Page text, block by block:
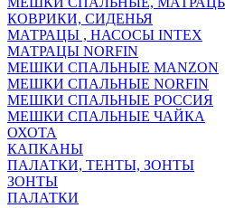
КОВРИКИ, СИДЕНЬЯ
МАТРАЦЫ , НАСОСЫ INTEX
МАТРАЦЫ NORFIN
МЕШКИ СПАЛЬНЫЕ MANZON
МЕШКИ СПАЛЬНЫЕ NORFIN
МЕШКИ СПАЛЬНЫЕ РОССИЯ
МЕШКИ СПАЛЬНЫЕ ЧАЙКА
ОХОТА
КАПКАНЫ
ПАЛАТКИ, ТЕНТЫ, ЗОНТЫ
ЗОНТЫ
ПАЛАТКИ